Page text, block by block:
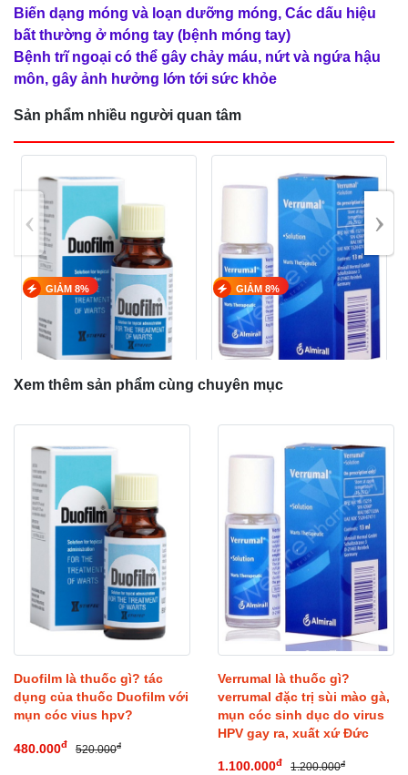
Biến dạng móng và loạn dưỡng móng, Các dấu hiệu
bất thường ở móng tay (bệnh móng tay)
Bệnh trĩ ngoại có thể gây chảy máu, nứt và ngứa hậu
môn, gây ảnh hưởng lớn tới sức khỏe
Sản phẩm nhiều người quan tâm
dụng của thuốc Duofilm với
mụn cóc vius hpv?
480.000 520.000 đ
GIẢM 8%
verrumal đặc trị sùi mào gà,
mụn cóc sinh dục do virus
HPV gay ra, xuất xứ Đức
1.200.000đ
GIẢM 8%
‹ ›
Xem thêm sản phẩm cùng chuyên mục
Duofilm là thuốc gì? tác
dụng của thuốc Duofilm với
mụn cóc vius hpv?
480.000đ 520.000đ
Verrumal là thuốc gì?
verrumal đặc trị sùi mào gà,
mụn cóc sinh dục do virus
HPV gay ra, xuất xứ Đức
1.100.000đ 1.200.000đ